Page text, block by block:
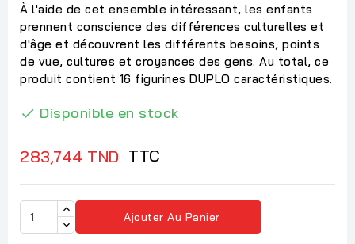
À l'aide de cet ensemble intéressant, les enfants
prennent conscience des différences culturelles et
d'âge et découvrent les différents besoins, points
de vue, cultures et croyances des gens. Au total, ce
produit contient 16 figurines DUPLO caractéristiques.
 Disponible en stock
283,744 TND TTC
Ajouter Au Panier